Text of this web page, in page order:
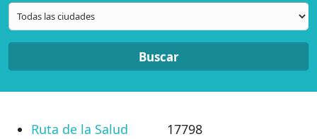
Buscar
Ruta de la Salud
17798